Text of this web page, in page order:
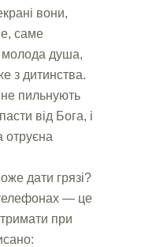
вони,
саме
молода душа,
з дитинства.
пильнують
від Бога, і
отруєна
дати грязі?
— це
при